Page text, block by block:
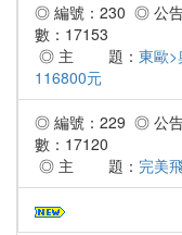
◎ 編號：230 ◎ 公
數：17153
◎ 主 題： 東歐
116800元
◎ 編號：229 ◎ 公
數：17120
◎ 主 題： 完美